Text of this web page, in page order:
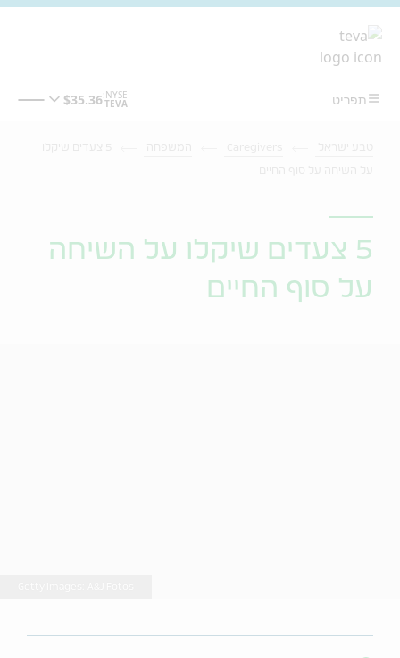
5 צעדים שיקלו על השיחה
על סוף החיים